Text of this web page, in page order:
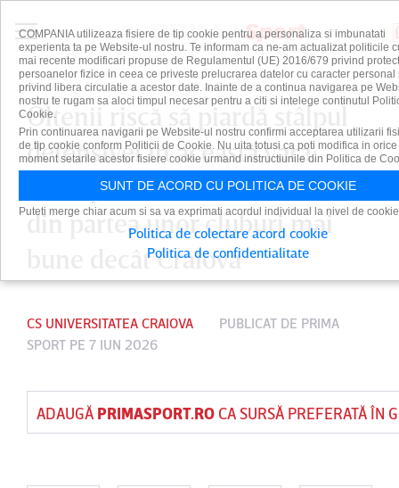
Oltenii riscă să piardă stâlpul
defensivei în această vară:
"Este posibil să existe interes
din partea unor cluburi mai
bune decât Craiova"
CS UNIVERSITATEA CRAIOVA PUBLICAT DE PRIMA
SPORT PE 7 IUN 2026
ADAUGĂ PRIMASPORT.ROCA SURSĂ PREFERATĂ ÎN
COMPANIA utilizeaza fisiere de tip cookie pentru a personaliza si imbunatati
experienta ta pe Website-ul nostru. Te informam ca ne-am actualizat politicile
mai recente modificari propuse de Regulamentul (UE) 2016/679 privind
persoanelor fizice in ceea ce priveste prelucrarea datelor cu caracter personal
privind libera circulatie a acestor date. Inainte de a continua navigarea pe
nostru te rugam sa aloci timpul necesar pentru a citi si intelege continutul
Cookie.
Prin continuarea navigarii pe Website-ul nostru confirmi acceptarea utilizarii
de tip cookie conform Politicii de Cookie. Nu uita totusi ca poti modifica in orice
moment setarile acestor fisiere cookie urmand instructiunile din Politica de
SUNT DE ACORD CU POLITICA DE COOKIE
Puteti merge chiar acum si sa va exprimati acordul individual la nivel de
Politica de colectare acord cookie
Politica de confidentialitate